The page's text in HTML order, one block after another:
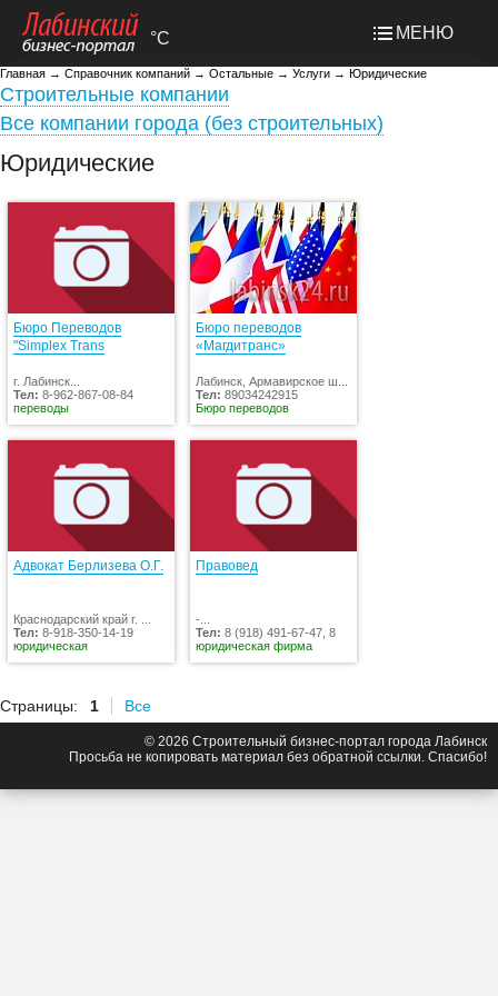
°C МЕНЮ
Главная → Справочник компаний → Остальные → Услуги → Юридические
Строительные компании
Все компании города (без строительных)
Юридические
Бюро Переводов
"Simplex Trans
г. Лабинск...
Тел: 8-962-867-08-84
переводы
Бюро переводов
«Магдитранс»
Лабинск, Армавирское ш...
Тел: 89034242915
Бюро переводов
Адвокат Берлизева О.Г.
Краснодарский край г. ...
Тел: 8-918-350-14-19
юридическая
Правовед
-...
Тел: 8 (918) 491-67-47, 8
юридическая фирма
Страницы: 1 Все
© 2026 Строительный бизнес-портал города Лабинск
Просьба не копировать материал без обратной ссылки. Спасибо!